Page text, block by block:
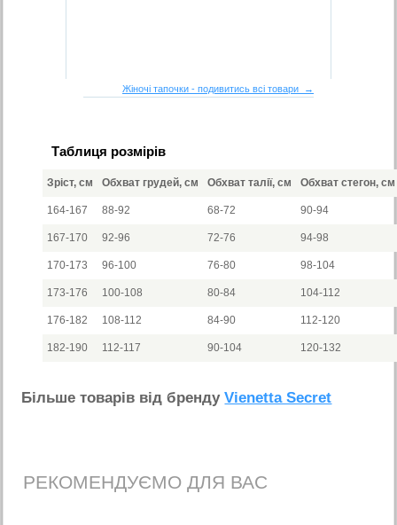
Жіночі тапочки - подивитись всі товари →
Таблиця розмірів
Зріст, см Обхват грудей, см Обхват талії, см Обхват стегон, см
164-167 88-92 68-72 90-94
167-170 92-96 72-76 94-98
170-173 96-100 76-80 98-104
173-176 100-108 80-84 104-112
176-182 108-112 84-90 112-120
182-190 112-117 90-104 120-132
Бiльше товарiв вiд брендуVienetta Secret
РЕКОМЕНДУЄМО ДЛЯ ВАС